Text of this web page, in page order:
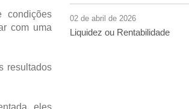
condições
com uma
resultados
eles
02 de abril de 2026
Liquidez ou Rentabilidade